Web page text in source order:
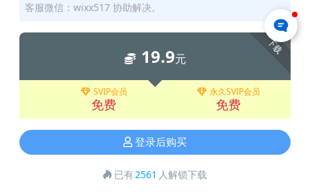
客服微信：wixx517 协助解决。
下载
19.9元
SVIP会员
免费
永久SVIP会员
免费
登录后购买
已有2561 人解锁下载